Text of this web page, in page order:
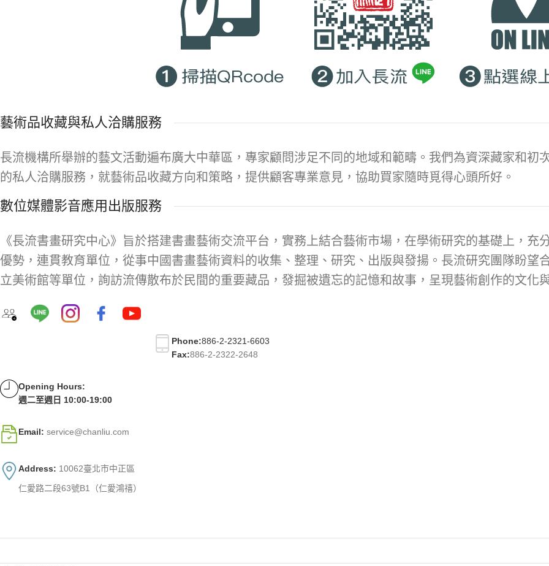
藝術品收藏與私人洽購服務
長流機構所舉辦的藝文活動遍布廣大中華區，專家顧問涉足不同的地域和範疇。我們為資深藏家和初
的私人洽購服務，就藝術品收藏方向和策略，提供顧客專業意見，協助買家隨時覓得心頭所好。
數位媒體影音應用出版服務
《長流書畫研究中心》旨於搭建書畫藝術交流平台，實務上結合藝術市場，在學術研究的基礎上，充
優勢，連貫教育單位，從事中國書畫藝術資料的收集、整理、研究、出版與發揚。長流研究團隊盼望
立美術館等單位，詢訪流傳散布於民間的重要藏品，發掘被遺忘的記憶和故事，呈現藝術創作的文化
Phone:886-2-2321-6603
Fax:886-2-2322-2648
Opening Hours:
週二至週日 10:00-19:00
Email: service@chanliu.com
Address: 10062臺北市中正區
仁愛路二段63號B1（仁愛鴻禧）